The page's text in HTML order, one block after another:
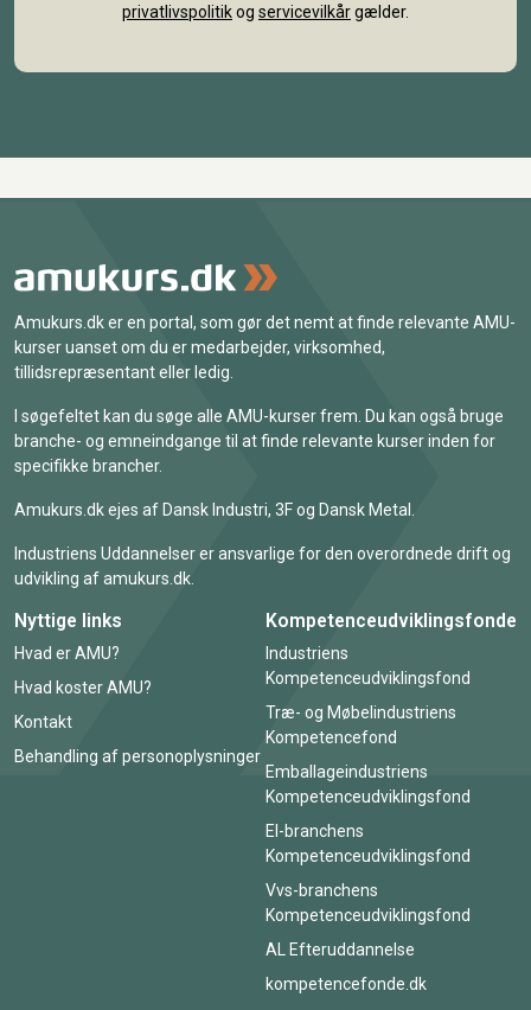
privatlivspolitikog servicevilkårgælder.
Amukurs.dk er en portal, som gør det nemt at finde relevante AMU-
kurser uanset om du er medarbejder, virksomhed,
tillidsrepræsentant eller ledig.
I søgefeltet kan du søge alle AMU-kurser frem. Du kan også bruge
branche- og emneindgange til at finde relevante kurser inden for
specifikke brancher.
Amukurs.dk ejes af Dansk Industri, 3F og Dansk Metal.
Industriens Uddannelser er ansvarlige for den overordnede drift og
udvikling af amukurs.dk.
Nyttige links
Hvad er AMU?
Hvad koster AMU?
Kontakt
Behandling af personoplysninger
Kompetenceudviklingsfonde
Industriens
Kompetenceudviklingsfond
Træ- og Møbelindustriens
Kompetencefond
Emballageindustriens
Kompetenceudviklingsfond
El-branchens
Kompetenceudviklingsfond
Vvs-branchens
Kompetenceudviklingsfond
AL Efteruddannelse
kompetencefonde.dk